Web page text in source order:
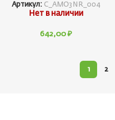
Артикул: C_AMO3NR_004
Нет в наличии
642,00 ₽
1 2